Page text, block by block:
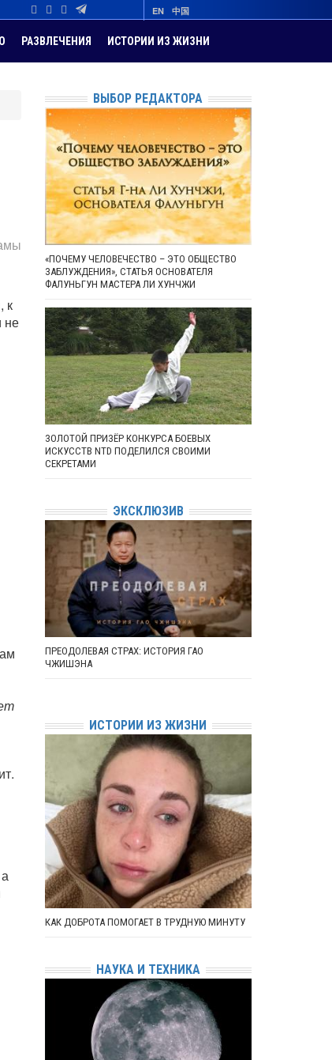
EN 中国
РАЗВЛЕЧЕНИЯ ИСТОРИИ ИЗ ЖИЗНИ
к
не
ВЫБОР РЕДАКТОРА
«ПОЧЕМУ ЧЕЛОВЕЧЕСТВО – ЭТО ОБЩЕСТВО
ЗАБЛУЖДЕНИЯ», СТАТЬЯ ОСНОВАТЕЛЯ
ФАЛУНЬГУН МАСТЕРА ЛИ ХУНЧЖИ
ЗОЛОТОЙ ПРИЗЁР КОНКУРСА БОЕВЫХ
ИСКУССТВ NTD ПОДЕЛИЛСЯ СВОИМИ
СЕКРЕТАМИ
ЭКСКЛЮЗИВ
ПРЕОДОЛЕВАЯ СТРАХ: ИСТОРИЯ ГАО
ЧЖИШЭНА
ИСТОРИИ ИЗ ЖИЗНИ
КАК ДОБРОТА ПОМОГАЕТ В ТРУДНУЮ МИНУТУ
НАУКА И ТЕХНИКА